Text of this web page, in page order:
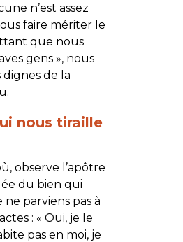
n’est assez
faire mériter le
que nous
gens », nous
dignes de la
nous tiraille
observe l’apôtre
du bien qui
ne parviens pas à
: « Oui, je le
pas en moi, je